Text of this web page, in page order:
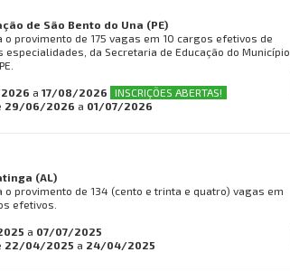
de São Bento do Una (PE)
o provimento de 175 vagas em 10 cargos efetivos de
especialidades, da Secretaria de Educação do Município
a 17/08/2026
INSCRIÇÕES ABERTAS!
29/06/2026 a 01/07/2026
(AL)
o provimento de 134 (cento e trinta e quatro) vagas em
efetivos.
a 07/07/2025
22/04/2025 a 24/04/2025